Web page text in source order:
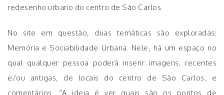
redesenho urbano do centro de São Carlos.
No site em questão, duas temáticas são exploradas:
Memória e Sociabilidade Urbana. Nele, há um espaço no
qual qualquer pessoa poderá inserir imagens, recentes
e/ou antigas, de locais do centro de São Carlos, e
comentários. “A ideia é ver quais são os pontos de